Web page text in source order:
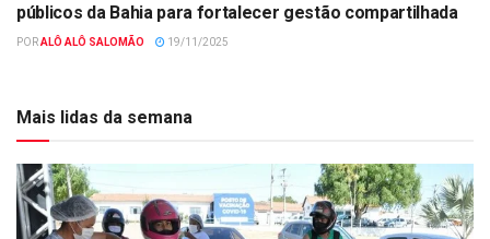
públicos da Bahia para fortalecer gestão compartilhada
PORALÔ ALÔ SALOMÃO 19/11/2025
Mais lidas da semana